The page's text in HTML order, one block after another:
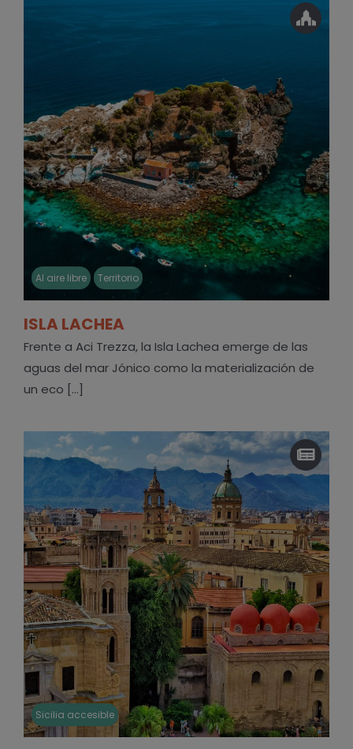
Al aire libre Territorio
ISLA LACHEA
Frente a Aci Trezza, la Isla Lachea emerge de las
aguas del mar Jónico como la materialización de
un eco [...]
Sicilia accesible